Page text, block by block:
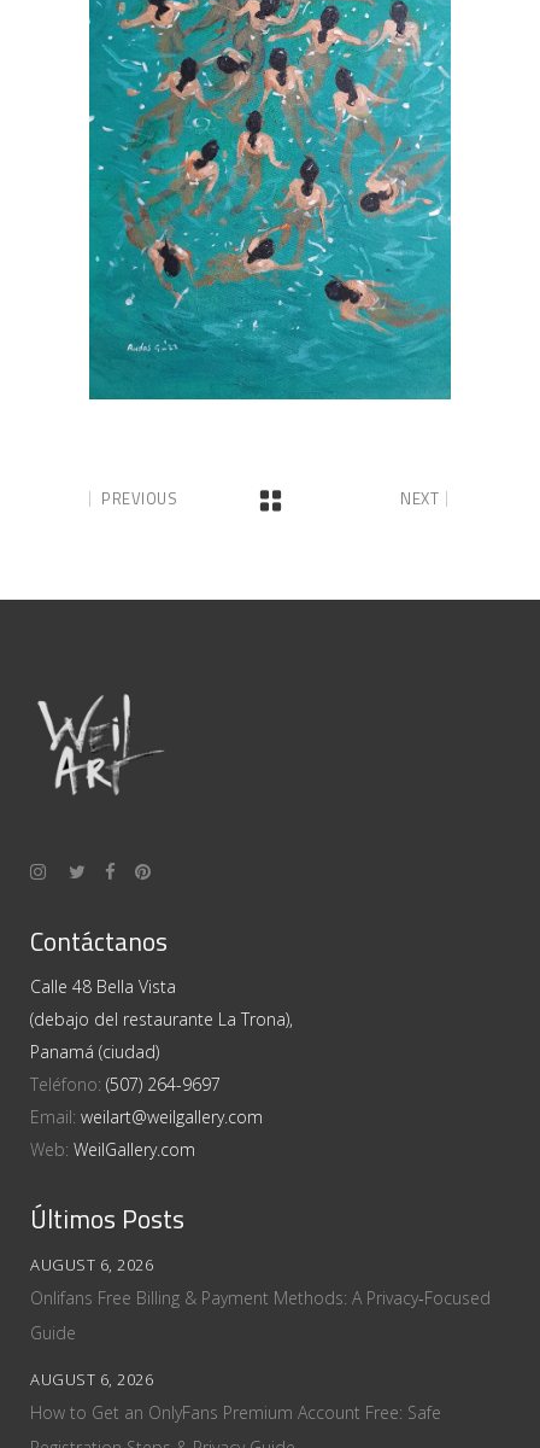
PREVIOUS NEXT
Contáctanos
Calle 48 Bella Vista
(debajo del restaurante La Trona),
Panamá (ciudad)
Teléfono: (507) 264-9697
Email: weilart@weilgallery.com
Web: WeilGallery.com
Últimos Posts
AUGUST 6, 2026
Onlifans Free Billing & Payment Methods: A Privacy‑Focused
Guide
AUGUST 6, 2026
How to Get an OnlyFans Premium Account Free: Safe